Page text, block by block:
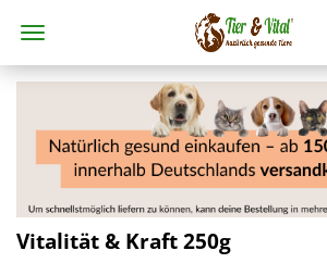
Vitalität & Kraft 250g